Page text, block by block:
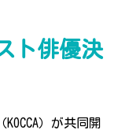
ト俳優決
）が共同開